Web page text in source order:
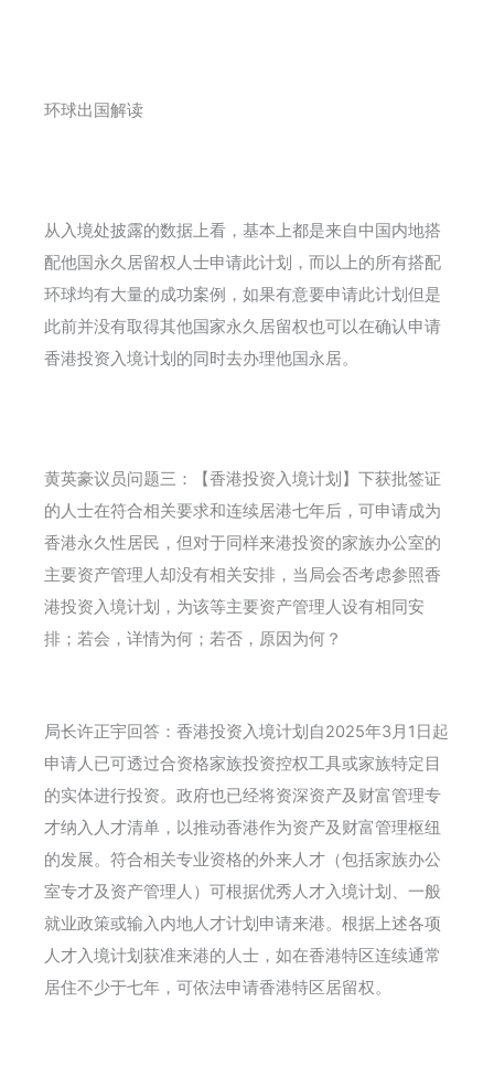
环球出国解读
从入境处披露的数据上看，基本上都是来自中国内地搭
配他国永久居留权人士申请此计划，而以上的所有搭配
环球均有大量的成功案例，如果有意要申请此计划但是
此前并没有取得其他国家永久居留权也可以在确认申请
香港投资入境计划的同时去办理他国永居。
黄英豪议员问题三：【香港投资入境计划】下获批签证
的人士在符合相关要求和连续居港七年后，可申请成为
香港永久性居民，但对于同样来港投资的家族办公室的
主要资产管理人却没有相关安排，当局会否考虑参照香
港投资入境计划，为该等主要资产管理人设有相同安
排；若会，详情为何；若否，原因为何？
局长许正宇回答：香港投资入境计划自2025年3月1日起
申请人已可透过合资格家族投资控权工具或家族特定目
的实体进行投资。政府也已经将资深资产及财富管理专
才纳入人才清单，以推动香港作为资产及财富管理枢纽
的发展。符合相关专业资格的外来人才（包括家族办公
室专才及资产管理人）可根据优秀人才入境计划、一般
就业政策或输入内地人才计划申请来港。根据上述各项
人才入境计划获准来港的人士，如在香港特区连续通常
居住不少于七年，可依法申请香港特区居留权。